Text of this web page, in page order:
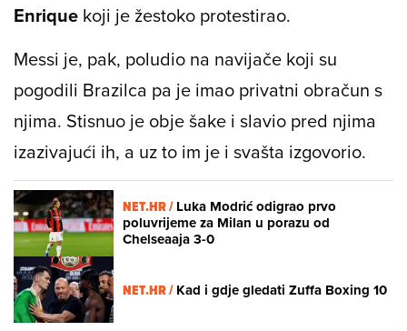
Enrique koji je žestoko protestirao.
Messi je, pak, poludio na navijače koji su
pogodili Brazilca pa je imao privatni obračun s
njima. Stisnuo je obje šake i slavio pred njima
izazivajući ih, a uz to im je i svašta izgovorio.
NET.HR /Luka Modrić odigrao prvo
poluvrijeme za Milan u porazu od
Chelseaaja 3-0
NET.HR /Kad i gdje gledati Zuffa Boxing 10